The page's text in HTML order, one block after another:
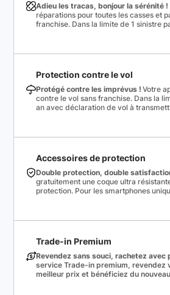
Adieu les tracas, bonjour la sérénité !
réparations pour toutes les casses et
franchise. Dans la limite de 1 sinistre
Protection contre le vol
Protégé contre les imprévus ! Votre
contre le vol sans franchise. Dans la
an avec déclaration de vol à
Accessoires de protection
Double protection, double
gratuitement une coque ultra
protection. Pour les smartphones
Trade-in Premium
Revendez sans souci, rachetez avec
service Trade-in premium, revendez
meilleur prix et bénéficiez du